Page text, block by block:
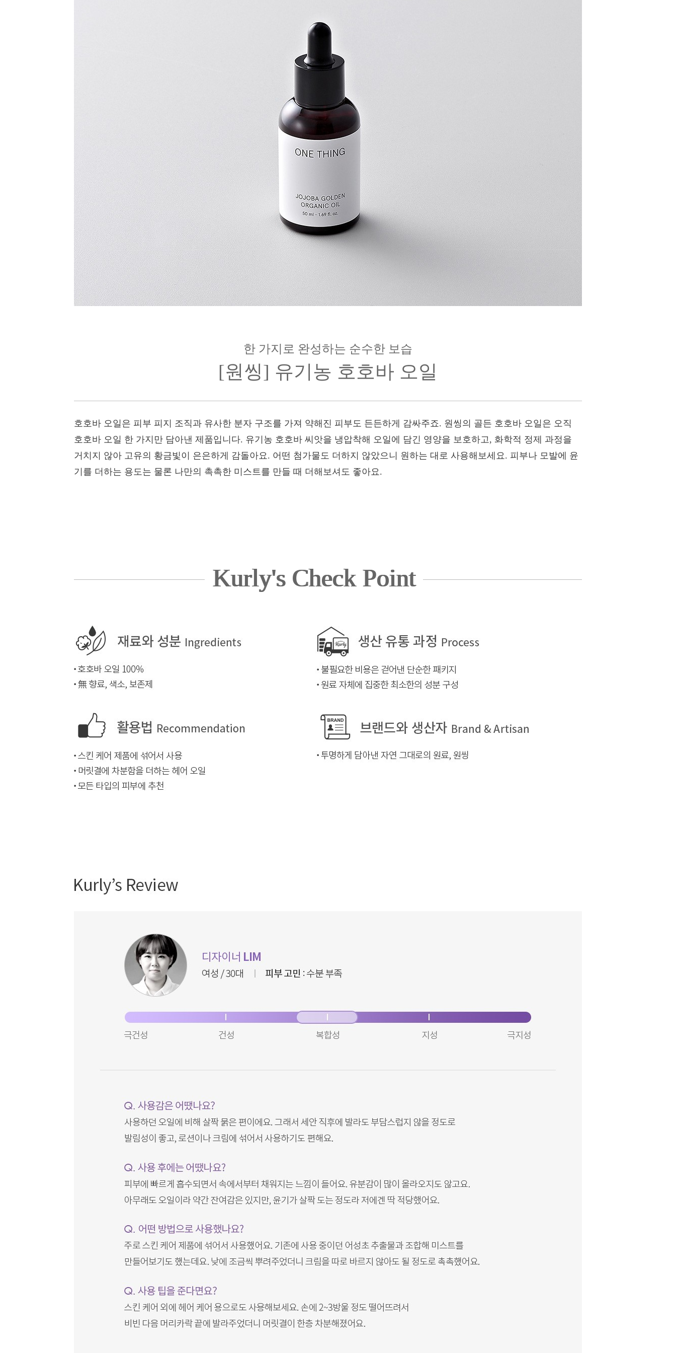
한 가지로 완성하는 순수한 보습
[원씽] 유기농 호호바 오일
호호바 오일은 피부 피지 조직과 유사한 분자 구조를 가져 약해진 피부도 든든하게 감싸주죠. 원씽의 골든 호호바 오일은 오직
호호바 오일 한 가지만 담아낸 제품입니다. 유기농 호호바 씨앗을 냉압착해 오일에 담긴 영양을 보호하고, 화학적 정제 과정을
거치지 않아 고유의 황금빛이 은은하게 감돌아요. 어떤 첨가물도 더하지 않았으니 원하는 대로 사용해보세요. 피부나 모발에 윤
기를 더하는 용도는 물론 나만의 촉촉한 미스트를 만들 때 더해보셔도 좋아요.
Kurly's Check Point